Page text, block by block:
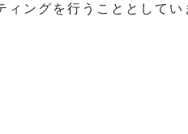
ングを行うこととしてい